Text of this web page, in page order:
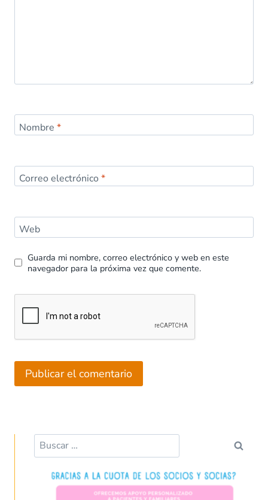
Nombre *
Correo electrónico *
Web
Guarda mi nombre, correo electrónico y web en este
navegador para la próxima vez que comente.